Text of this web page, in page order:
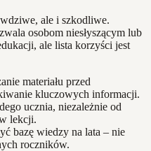
ale i szkodliwe.
osobom niesłyszącym lub
ale lista korzyści jest
materiału przed
kluczowych informacji.
ucznia, niezależnie od
lekcji.
bazę wiedzy na lata – nie
roczników.